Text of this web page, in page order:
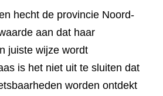
hecht de provincie Noord-
aan dat haar
juiste wijze wordt
is het niet uit te sluiten dat
worden ontdekt